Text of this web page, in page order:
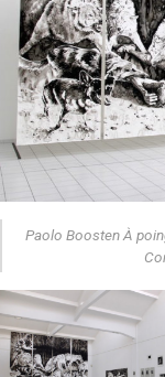
Paolo BoostenÀ